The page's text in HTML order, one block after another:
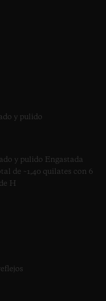
y pulido
y pulido Engastada
de ~1,40 quilates con 6
H